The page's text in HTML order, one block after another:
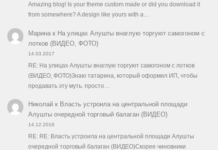
Amazing blog! Is your theme custom made or did you download it
from somewhere? A design like yours with a…
Маринак На улицах Алушты внаглую торгуют самогоном с
лотков (ВИДЕО, ФОТО)
14.03.2017
RE: На улицах Алушты внаглую торгуют самогоном с лотков
(ВИДЕО, ФОТО)Знаю татарина, который оформил ИП, чтобы
продавать эту муть. просто…
Николайк Власть устроила на центральной площади
Алушты очередной торговый балаган (ВИДЕО)
14.12.2016
RE: RE: Власть устроила на центральной площади Алушты
очередной торговый балаган (ВИДЕО)Скорее чиновники